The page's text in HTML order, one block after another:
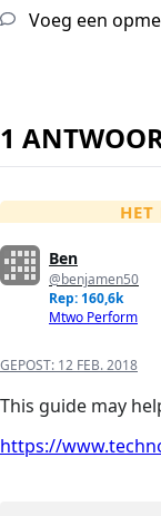
Voeg een
1
Ben
@benjamen50
Rep: 160,6k
Mtwo Perform
GEPOST: 12 FEB. 2018
This guide may
https://